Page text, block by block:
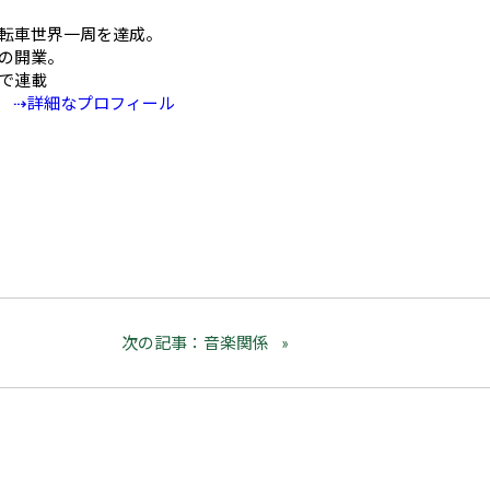
世界一周を達成。
開業。
連載
⇢詳細なプロフィール
次の記事：音楽関係